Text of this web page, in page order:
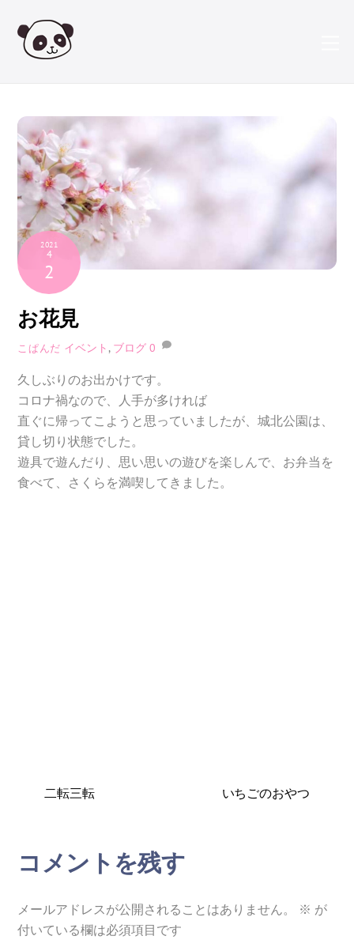
content
2021
4
2
お花見
こぱんだ イベント , ブログ 0
久しぶりのお出かけです。
コロナ禍なので、人手が多ければ
直ぐに帰ってこようと思っていましたが、城北公園は、
貸し切り状態でした。
遊具で遊んだり、思い思いの遊びを楽しんで、お弁当を
食べて、さくらを満喫してきました。
二転三転 いちごのおやつ
コメントを残す
メールアドレスが公開されることはありません。 ※ が
付いている欄は必須項目です